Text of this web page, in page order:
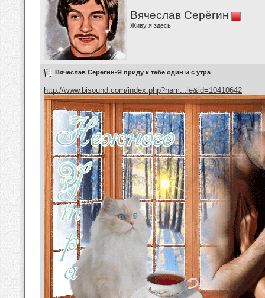
Вячеслав Серёгин
Живу я здесь
Вячеслав Серёгин-Я приду к тебе один и с утра
http://www.bisound.com/index.php?nam...le&id=10410642